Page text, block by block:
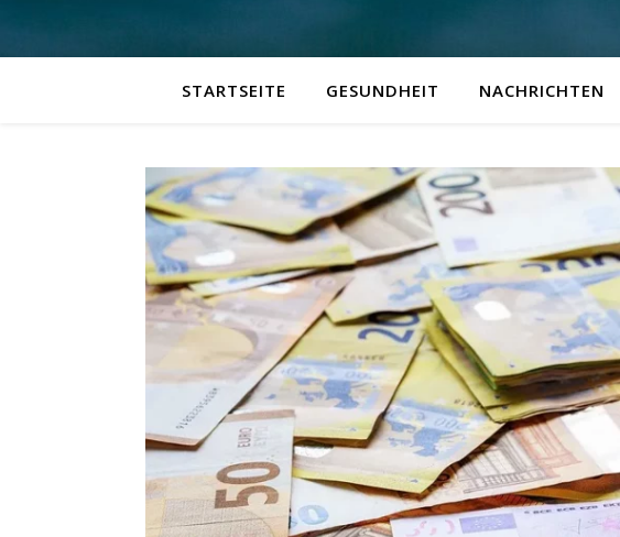
STARTSEITE GESUNDHEIT NACHRICHTEN